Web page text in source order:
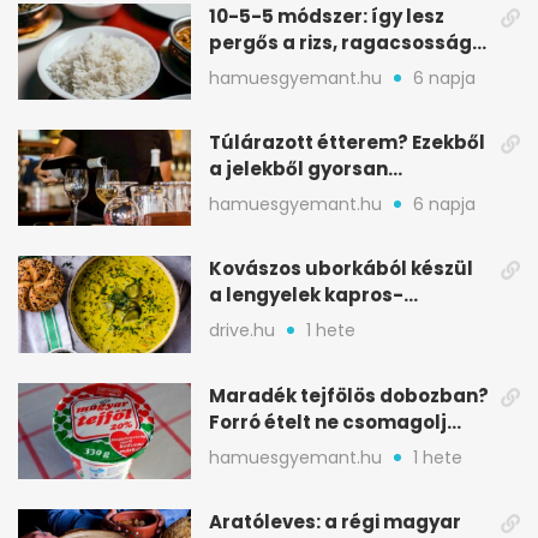
10-5-5 módszer: így lesz
pergős a rizs, ragacsosság
nélkül
hamuesgyemant.hu 6 napja
Túlárazott étterem? Ezekből
a jelekből gyorsan
észreveheted
hamuesgyemant.hu 6 napja
Kovászos uborkából készül
a lengyelek kapros-
savanykás levese
drive.hu 1 hete
Maradék tejfölös dobozban?
Forró ételt ne csomagolj
ilyen tégelybe
hamuesgyemant.hu 1 hete
Aratóleves: a régi magyar